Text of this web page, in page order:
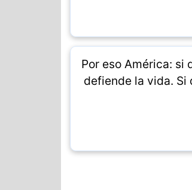
Por eso América: si
defiende la vida. Si